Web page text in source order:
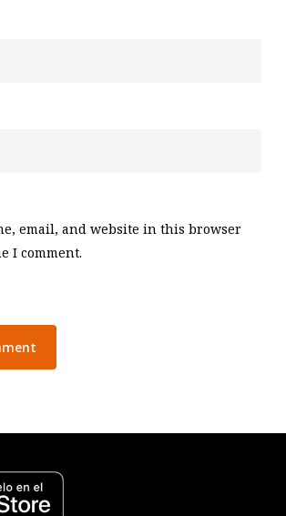
email, and website in this browser
I comment.